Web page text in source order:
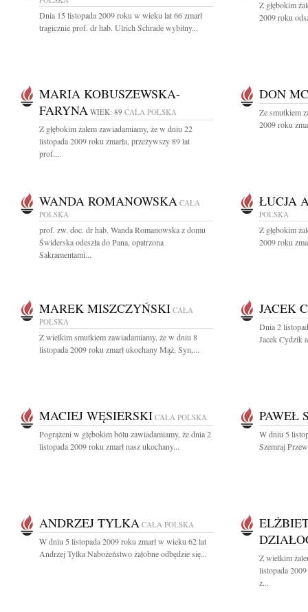
Dnia 15 listopada 2009 roku w wieku lat 66 zmarł
tragicznie prof. dr hab. Ulrich Schrade wybitny...
Z głębokim
2009 roku
MARIA KOBUSZEWSKA-
FARYNA WIEK: 89 CAŁA POLSKA
Z głębokim żalem zawiadamiamy, że w dniu 22
listopada 2009 roku zmarła, przeżywszy 89 lat
prof....
DON
Ze smutkiem
2009 roku
WANDA ROMANOWSKA CAŁA
POLSKA
prof. zw. doc. dr hab. Wanda Romanowska z domu
Świderska odeszła do Pana, opatrzona
Sakramentami...
ŁUCJA
POLSKA
Z głębokim
2009 roku
MAREK MISZCZYŃSKI CAŁA
POLSKA
Z wielkim smutkiem zawiadamiamy, że w dniu 8
listopada 2009 roku zmarł ukochany Mąż, Syn,...
JACEK
Dnia 2
Jacek Cydzik
MACIEJ WĘSIERSKI CAŁA POLSKA
Pogrążeni w głębokim bólu zawiadamiamy, że dnia 2
listopada 2009 roku zmarł nasz ukochany...
PAWEŁ
W dniu 5
Szemraj
ANDRZEJ TYLKA CAŁA POLSKA
W dniu 5 listopada 2009 roku zmarł w wieku 62 lat
Andrzej Tylka Nabożeństwo żałobne odbędzie się...
Z wielkim
listopada
z...